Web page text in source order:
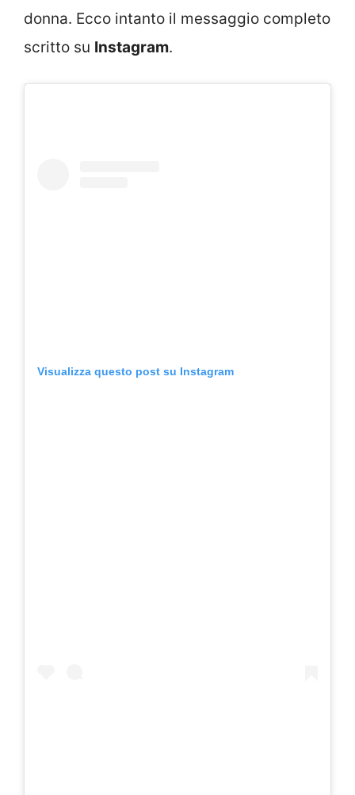
donna. Ecco intanto il messaggio completo
scritto su Instagram.
Visualizza questo post su Instagram